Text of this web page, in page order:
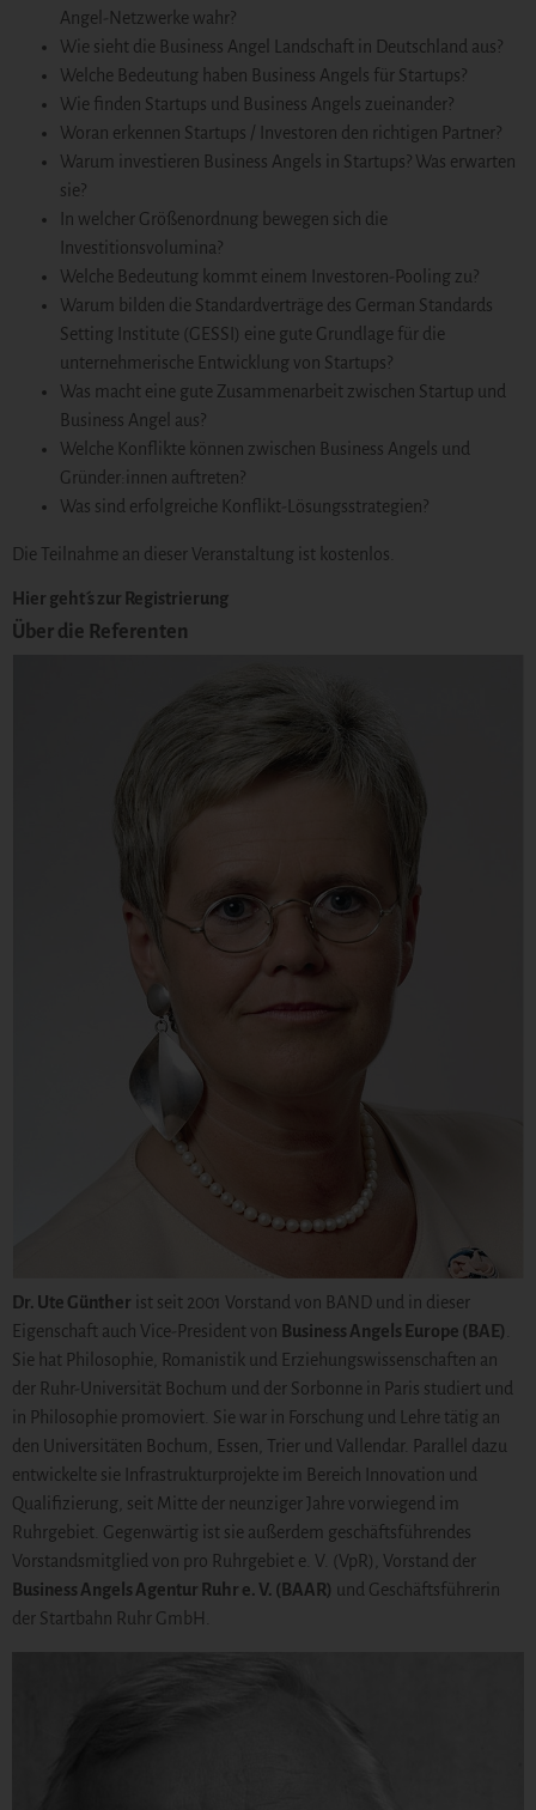
Angel-Netzwerke wahr?
Wie sieht die Business Angel Landschaft in Deutschland aus?
Welche Bedeutung haben Business Angels für Startups?
Wie finden Startups und Business Angels zueinander?
Woran erkennen Startups / Investoren den richtigen Partner?
Warum investieren Business Angels in Startups? Was erwarten
sie?
In welcher Größenordnung bewegen sich die
Investitionsvolumina?
Welche Bedeutung kommt einem Investoren-Pooling zu?
Warum bilden die Standardverträge des German Standards
Setting Institute (GESSI) eine gute Grundlage für die
unternehmerische Entwicklung von Startups?
Was macht eine gute Zusammenarbeit zwischen Startup und
Business Angel aus?
Welche Konflikte können zwischen Business Angels und
Gründer:innen auftreten?
Was sind erfolgreiche Konflikt-Lösungsstrategien?
Die Teilnahme an dieser Veranstaltung ist kostenlos.
Hier geht´ s zur Registrierung
Über die Referenten
Dr. Ute Günther ist seit 2001 Vorstand von BAND und in dieser
Eigenschaft auch Vice-President von Business Angels Europe (BAE)
Sie hat Philosophie, Romanistik und Erziehungswissenschaften an
der Ruhr-Universität Bochum und der Sorbonne in Paris studiert und
in Philosophie promoviert. Sie war in Forschung und Lehre tätig an
den Universitäten Bochum, Essen, Trier und Vallendar. Parallel dazu
entwickelte sie Infrastrukturprojekte im Bereich Innovation und
Qualifizierung, seit Mitte der neunziger Jahre vorwiegend im
Ruhrgebiet. Gegenwärtig ist sie außerdem geschäftsführendes
Vorstandsmitglied von pro Ruhrgebiet e. V. (VpR), Vorstand der
Business Angels Agentur Ruhr e. V. (BAAR) und Geschäftsführerin
der Startbahn Ruhr GmbH.